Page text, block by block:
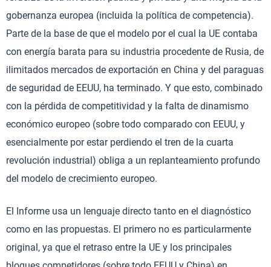
gobernanza europea (incluida la política de competencia).
Parte de la base de que el modelo por el cual la UE contaba
con energía barata para su industria procedente de Rusia, de
ilimitados mercados de exportación en China y del paraguas
de seguridad de EEUU, ha terminado. Y que esto, combinado
con la pérdida de competitividad y la falta de dinamismo
económico europeo (sobre todo comparado con EEUU, y
esencialmente por estar perdiendo el tren de la cuarta
revolución industrial) obliga a un replanteamiento profundo
del modelo de crecimiento europeo.
El Informe usa un lenguaje directo tanto en el diagnóstico
como en las propuestas. El primero no es particularmente
original, ya que el retraso entre la UE y los principales